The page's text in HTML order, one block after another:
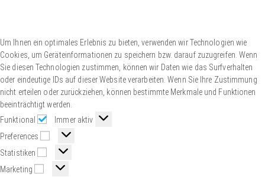
Um Ihnen ein optimales Erlebnis zu bieten, verwenden wir Technologien wie
Cookies, um Geräteinformationen zu speichern bzw. darauf zuzugreifen. Wenn
Sie diesen Technologien zustimmen, können wir Daten wie das Surfverhalten
oder eindeutige IDs auf dieser Website verarbeiten. Wenn Sie Ihre Zustimmung
nicht erteilen oder zurückziehen, können bestimmte Merkmale und Funktionen
beeinträchtigt werden.
Funktional
Immer aktiv
Preferences
Statistiken
Marketing